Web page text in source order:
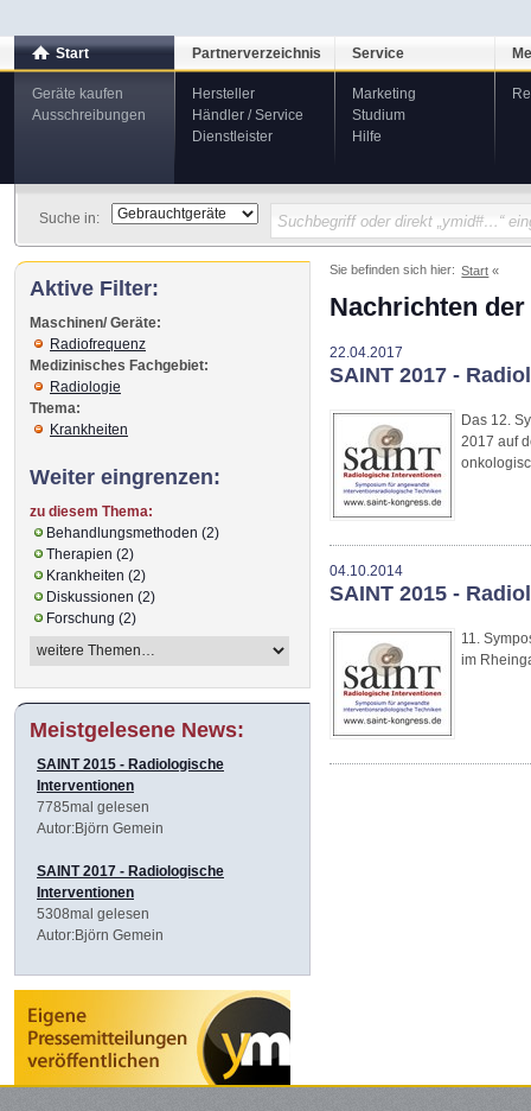
Start
Geräte kaufen
Ausschreibungen
Partnerverzeichnis
Hersteller
Händler / Service
Dienstleister
Service
Marketing
Studium
Hilfe
Suche in:
Sie befinden sich hier: Start
Nachrichten
22.04.2017
SAINT 2017 -
Das 12.
2017 auf
04.10.2014
SAINT 2015 -
11.
im
Aktive Filter:
Maschinen/ Geräte:
Radiofrequenz
Medizinisches Fachgebiet:
Radiologie
Thema:
Krankheiten
Weiter eingrenzen:
zu diesem Thema:
Behandlungsmethoden (2)
Therapien (2)
Krankheiten (2)
Diskussionen (2)
Forschung (2)
Meistgelesene News:
SAINT 2015 - Radiologische
Interventionen
7785mal gelesen
Autor:Björn Gemein
SAINT 2017 - Radiologische
Interventionen
5308mal gelesen
Autor:Björn Gemein